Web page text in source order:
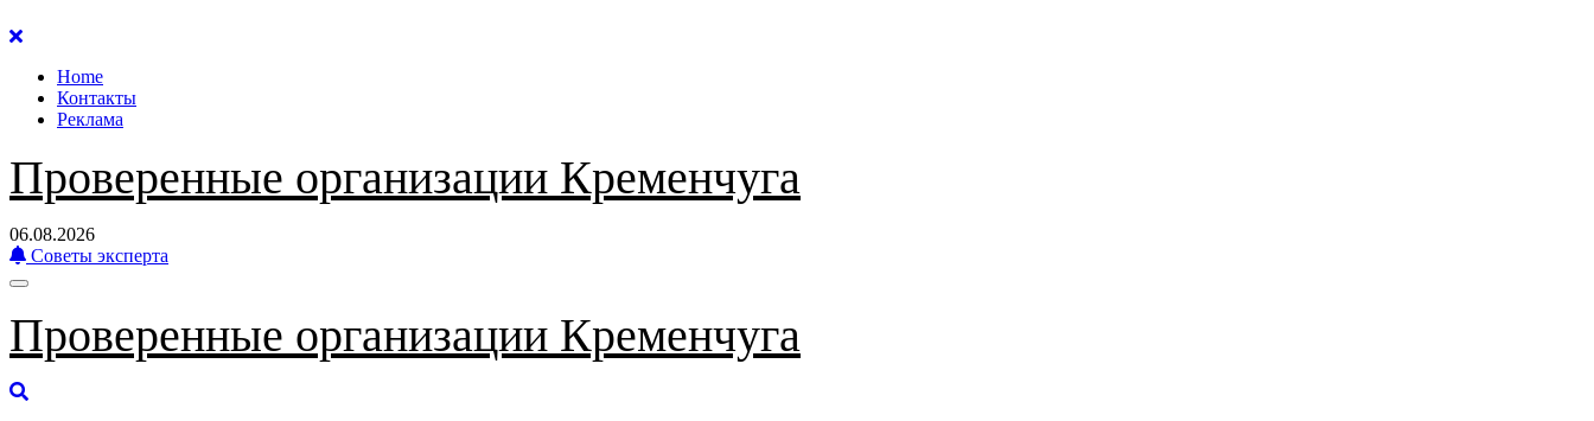
Перейти
содержанию
Home
Контакты
Реклама
Проверенные организации Кременчуга
06.08.2026
Советы эксперта
Проверенные организации Кременчуга